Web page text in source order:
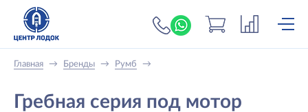
+7 (919) 698-56-
Главная → Бренды → Румб →
Гребная серия под мотор